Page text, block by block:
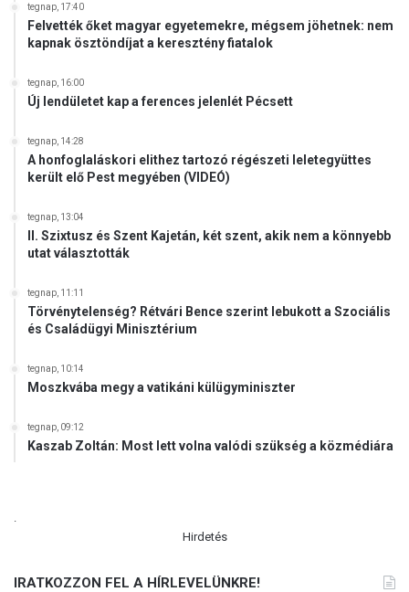
tegnap, 17:40
Felvették őket magyar egyetemekre, mégsem jöhetnek: nem
kapnak ösztöndíjat a keresztény fiatalok
tegnap, 16:00
Új lendületet kap a ferences jelenlét Pécsett
tegnap, 14:28
A honfoglaláskori elithez tartozó régészeti leletegyüttes
került elő Pest megyében (VIDEÓ)
tegnap, 13:04
II. Szixtusz és Szent Kajetán, két szent, akik nem a könnyebb
utat választották
tegnap, 11:11
Törvénytelenség? Rétvári Bence szerint lebukott a Szociális
és Családügyi Minisztérium
tegnap, 10:14
Moszkvába megy a vatikáni külügyminiszter
tegnap, 09:12
Kaszab Zoltán: Most lett volna valódi szükség a közmédiára
Hirdetés
IRATKOZZON FEL A HÍRLEVELÜNKRE!